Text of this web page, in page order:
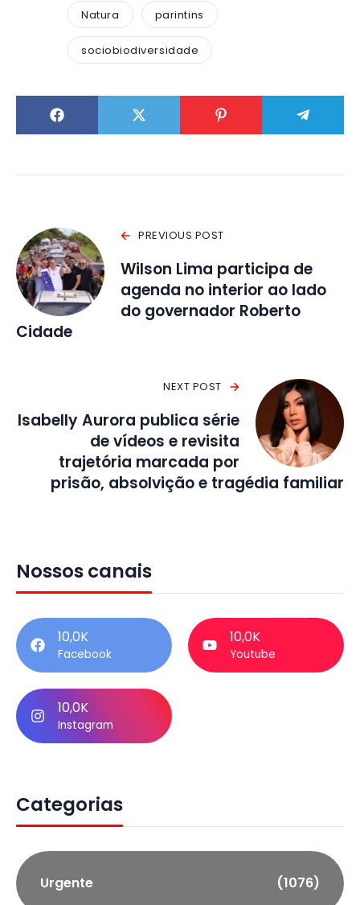
Natura parintins
sociobiodiversidade
PREVIOUS POST
Wilson Lima participa de
agenda no interior ao lado
do governador Roberto
Cidade
NEXT POST
Isabelly Aurora publica série
de vídeos e revisita
trajetória marcada por
prisão, absolvição e tragédia familiar
Nossos canais
10,0K
Facebook
10,0K
Youtube
10,0K
Instagram
Categorias
Urgente (1076)